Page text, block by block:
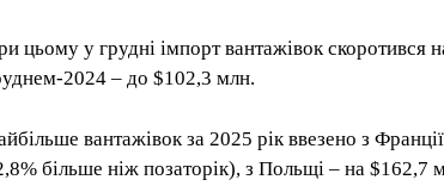
цьому у грудні імпорт вантажівок скоротився
2024 – до $102,3 млн.
вантажівок за 2025 рік ввезено з
більше ніж позаторік), з Польщі – на $162,7